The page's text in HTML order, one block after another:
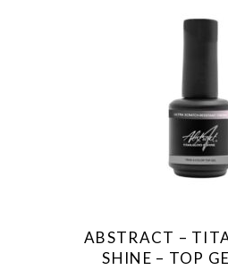
ABSTRACT –
SHINE – TOP